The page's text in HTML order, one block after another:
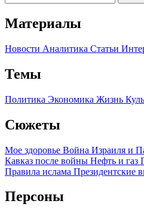
Материалы
Новости Аналитика Статьи
Темы
Политика Экономика Жизнь
Сюжеты
Мое здоровье Война Израиля и
Кавказ после войны Нефть и газ
Правила ислама Президентские
Персоны